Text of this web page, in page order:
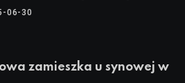
06-30
zamieszka u synowej w